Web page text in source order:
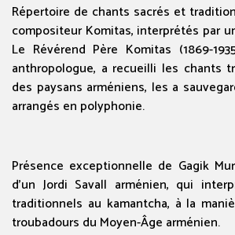
Répertoire de chants sacrés et
compositeur Komitas, interprétés par
Le Révérend Père Komitas (1869-
anthropologue, a recueilli les chants
des paysans arméniens, les a
arrangés en polyphonie.
Présence exceptionnelle de Gagik
d’un Jordi Savall arménien, qui
traditionnels au kamantcha, à la
troubadours du Moyen-Âge arménien.